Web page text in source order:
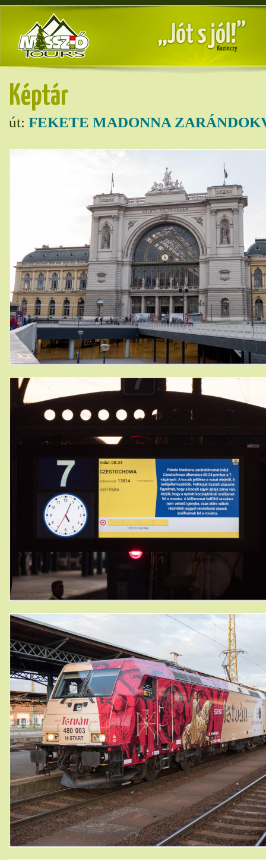
Képtár
út: FEKETE MADONNA